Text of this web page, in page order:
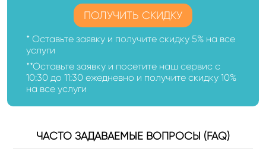
ПОЛУЧИТЬ СКИДКУ
* Оставьте заявку и получите скидку 5% на все
услуги
**Оставьте заявку и посетите наш сервис с
10:30 до 11:30 ежедневно и получите скидку 10%
на все услуги
ЧАСТО ЗАДАВАЕМЫЕ ВОПРОСЫ (FAQ)